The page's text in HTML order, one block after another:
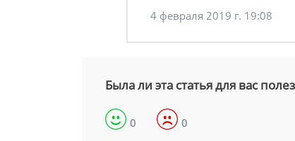
4 февраля 2019 г. 19:08
Была ли эта статья для вас
0 0